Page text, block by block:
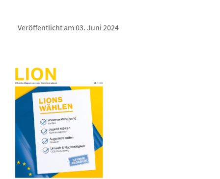
Veröffentlicht am 03. Juni 2024